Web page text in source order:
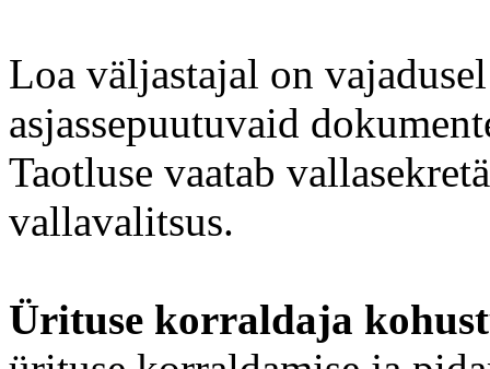
Loa väljastajal on
asjassepuutuvaid
Taotluse vaatab
vallavalitsus.
Ürituse korraldaja